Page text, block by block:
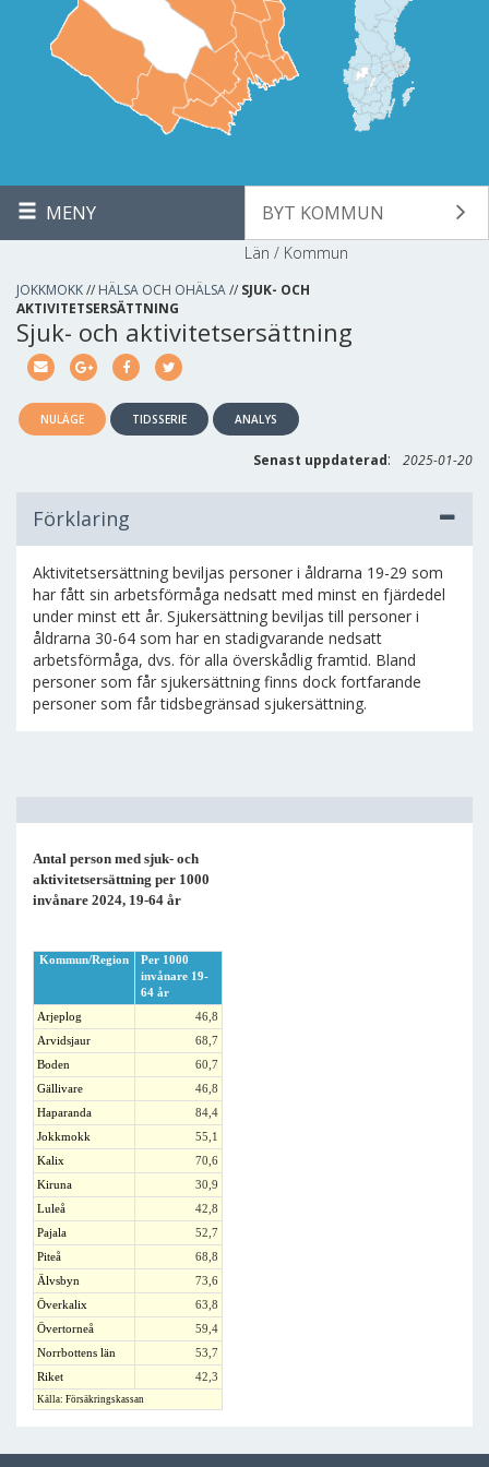
MENY BYT KOMMUN
Län / Kommun
JOKKMOKK// HÄLSA OCH OHÄLSA// SJUK- OCH
AKTIVITETSERSÄTTNING
Sjuk- och aktivitetsersättning
NULÄGE TIDSSERIE ANALYS
Senast uppdaterad: 2025-01-20
Förklaring
Aktivitetsersättning beviljas personer i åldrarna 19-29 som
har fått sin arbetsförmåga nedsatt med minst en fjärdedel
under minst ett år. Sjukersättning beviljas till personer i
åldrarna 30-64 som har en stadigvarande nedsatt
arbetsförmåga, dvs. för alla överskådlig framtid. Bland
personer som får sjukersättning finns dock fortfarande
personer som får tidsbegränsad sjukersättning.
Antal person med sjuk- och
aktivitetsersättning per 1000
invånare 2024, 19-64 år
Kommun/Region
Per 1000
invånare 19-
64 år
Arjeplog
46,8
Arvidsjaur
68,7
Boden
60,7
Gällivare
46,8
Haparanda
84,4
Jokkmokk
55,1
Kalix
70,6
Kiruna
30,9
Luleå
42,8
Pajala
52,7
Piteå
68,8
Älvsbyn
73,6
Överkalix
63,8
Övertorneå
59,4
Norrbottens län
53,7
Riket
42,3
Källa: Försäkringskassan